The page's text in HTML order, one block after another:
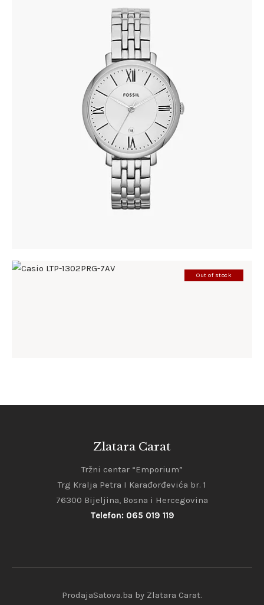
FOSSIL ES3433
.00
Out of stock
Zlatara Carat
Tržni centar “Emporium”
Trg Kralja Petra I Karađorđevića br. 1
76300 Bijeljina, Bosna i Hercegovina
Telefon: 065 019 119
ProdajaSatova.ba by Zlatara Carat.